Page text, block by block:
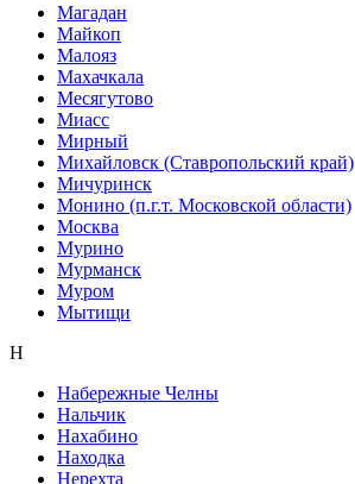
Магадан
Майкоп
Малояз
Махачкала
Месягутово
Миасс
Мирный
Михайловск (Ставропольский край)
Мичуринск
Монино (п.г.т. Московской области)
Москва
Мурино
Мурманск
Муром
Мытищи
Н
Набережные Челны
Нальчик
Нахабино
Находка
Нерехта